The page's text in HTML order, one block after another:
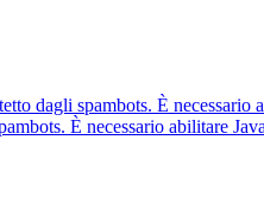
dagli spambots. È necessario
È necessario abilitare